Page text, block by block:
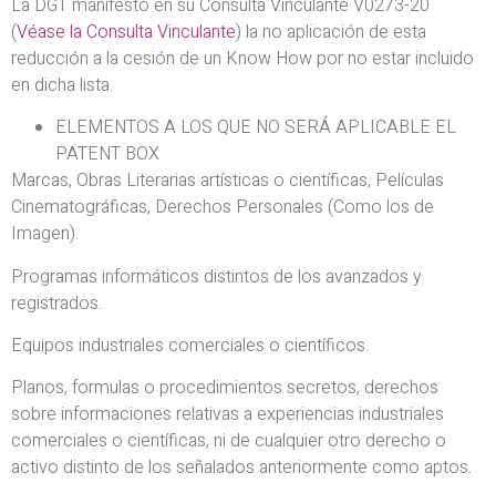
(Véase la Consulta Vinculante) la no aplicación de esta
reducción a la cesión de un Know How por no estar incluido
en dicha lista.
ELEMENTOS A LOS QUE NO SERÁ APLICABLE EL
PATENT BOX
Marcas, Obras Literarias artísticas o científicas, Películas
Cinematográficas, Derechos Personales (Como los de
Imagen).
Programas informáticos distintos de los avanzados y
registrados.
Equipos industriales comerciales o científicos.
Planos, formulas o procedimientos secretos, derechos
sobre informaciones relativas a experiencias industriales
comerciales o científicas, ni de cualquier otro derecho o
activo distinto de los señalados anteriormente como aptos.